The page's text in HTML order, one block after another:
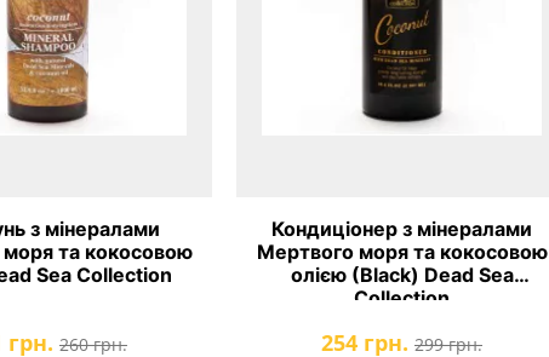
з мінералами
та кокосовою
Sea Collection
грн. 260 грн.
Кондиціонер з мінералами
Мертвого моря та кокосовою
олією (Black) Dead Sea
Collection
254 грн. 299 грн.